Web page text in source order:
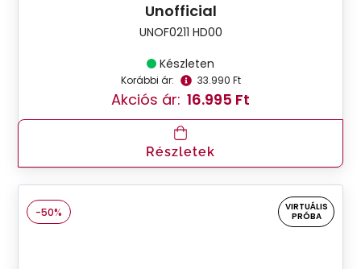
Unofficial
UNOF0211 HD00
Készleten
Korábbi ár: 33.990 Ft
Akciós ár: 16.995 Ft
Részletek
-50%
VIRTUÁLIS
PRÓBA